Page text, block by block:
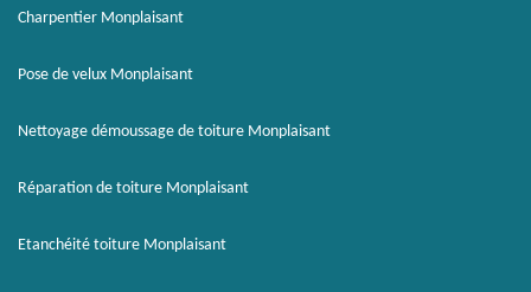
Charpentier Monplaisant
Pose de velux Monplaisant
Nettoyage démoussage de toiture Monplaisant
Réparation de toiture Monplaisant
Etanchéité toiture Monplaisant